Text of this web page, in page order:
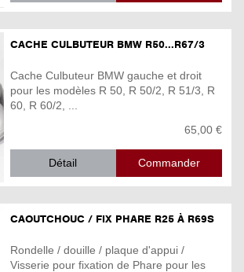
CACHE CULBUTEUR BMW R50...R67/3
Cache Culbuteur BMW gauche et droit
pour les modèles R 50, R 50/2, R 51/3, R
60, R 60/2, ...
65,00 €
Détail
CAOUTCHOUC / FIX PHARE R25 À R69S
Rondelle / douille / plaque d'appui /
Visserie pour fixation de Phare pour les